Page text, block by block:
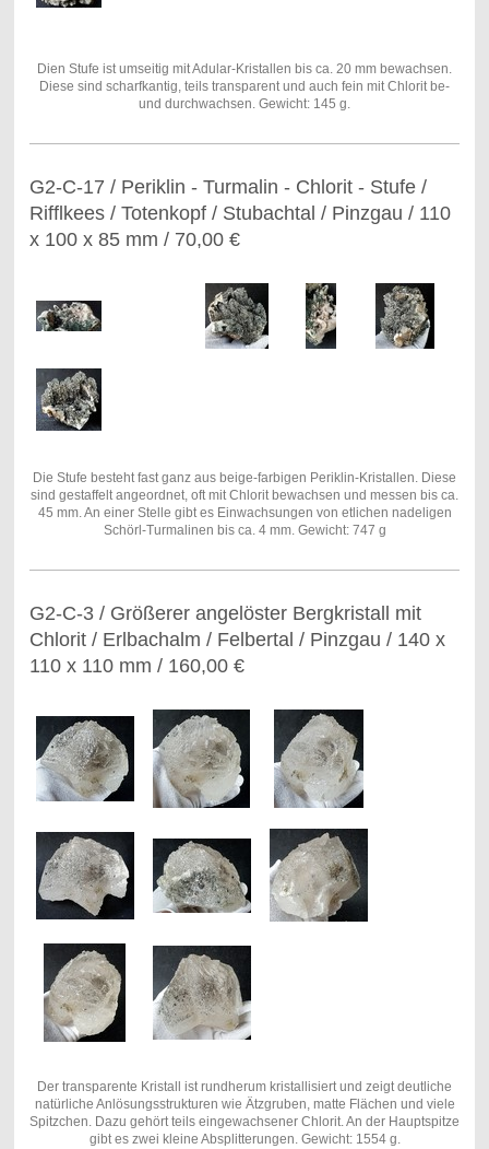
Dien Stufe ist umseitig mit Adular-Kristallen bis ca. 20 mm bewachsen.
Diese sind scharfkantig, teils transparent und auch fein mit Chlorit be-
und durchwachsen. Gewicht: 145 g.
G2-C-17 / Periklin - Turmalin - Chlorit - Stufe /
Rifflkees / Totenkopf / Stubachtal / Pinzgau / 110
x 100 x 85 mm / 70,00 €
Die Stufe besteht fast ganz aus beige-farbigen Periklin-Kristallen. Diese
sind gestaffelt angeordnet, oft mit Chlorit bewachsen und messen bis ca.
45 mm. An einer Stelle gibt es Einwachsungen von etlichen nadeligen
Schörl-Turmalinen bis ca. 4 mm. Gewicht: 747 g
G2-C-3 / Größerer angelöster Bergkristall mit
Chlorit / Erlbachalm / Felbertal / Pinzgau / 140 x
110 x 110 mm / 160,00 €
Der transparente Kristall ist rundherum kristallisiert und zeigt deutliche
natürliche Anlösungsstrukturen wie Ätzgruben, matte Flächen und viele
Spitzchen. Dazu gehört teils eingewachsener Chlorit. An der Hauptspitze
gibt es zwei kleine Absplitterungen. Gewicht: 1554 g.